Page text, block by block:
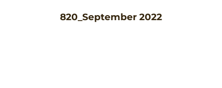
820_September 2022